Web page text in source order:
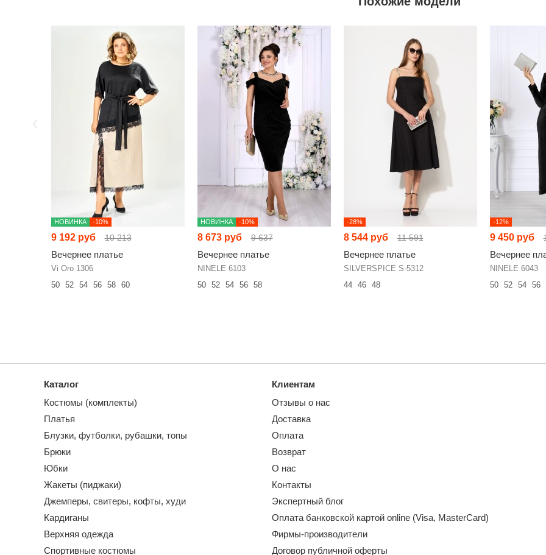
НОВИНКА -10%
9 192 руб 10 213
Вечернее платье
Vi Oro 1306
50
52 54 56 58 60
НОВИНКА -10%
8 673 руб 9 637
Вечернее платье
NINELE 6103
50
52 54 56 58
-28%
8 544 руб 11 591
Вечернее платье
SILVERSPICE S-5312
44
46 48
-12%
9 450 руб
Вечернее
NINELE 6043
50
52 54 56
Каталог
Костюмы (комплекты)
Платья
Блузки, футболки, рубашки, топы
Брюки
Юбки
Жакеты (пиджаки)
Джемперы, свитеры, кофты, худи
Кардиганы
Верхняя одежда
Спортивные костюмы
Клиентам
Отзывы о нас
Доставка
Оплата
Возврат
О нас
Контакты
Экспертный блог
Оплата банковской картой online (Visa, MasterCard)
Фирмы-производители
Договор публичной оферты